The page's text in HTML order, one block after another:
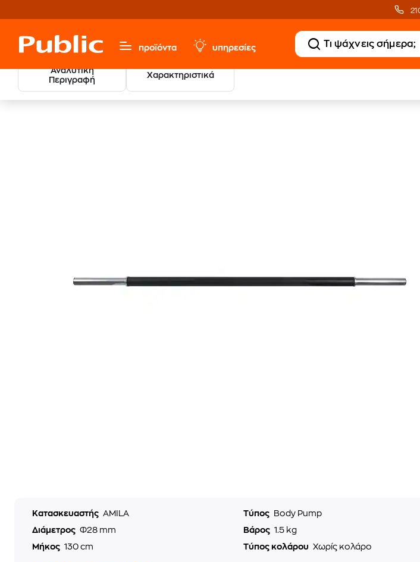
προϊόντα υπηρεσίες
Αναλυτική
Περιγραφή
Χαρακτηριστικά
Sports, Fitness & Hobbies
Body Pump Μπάρα Φ28mm
Κατασκευαστής AMILA Τύπος
Body Pump
Διάμετρος Φ28 mm Βάρος 1.5 kg
Μήκος 130 cm Τύπος κολάρου Χωρίς κολάρο